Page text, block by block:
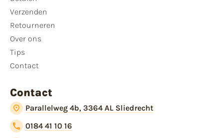
Verzenden
Retourneren
Over ons
Tips
Contact
Contact
Parallelweg 4b, 3364 AL Sliedrecht
0184 41 10 16